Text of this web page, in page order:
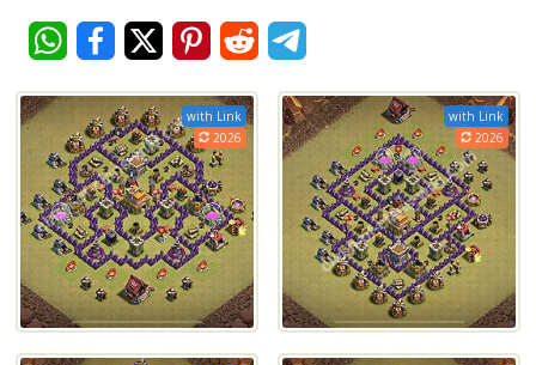
with Link
2026
with Link
2026